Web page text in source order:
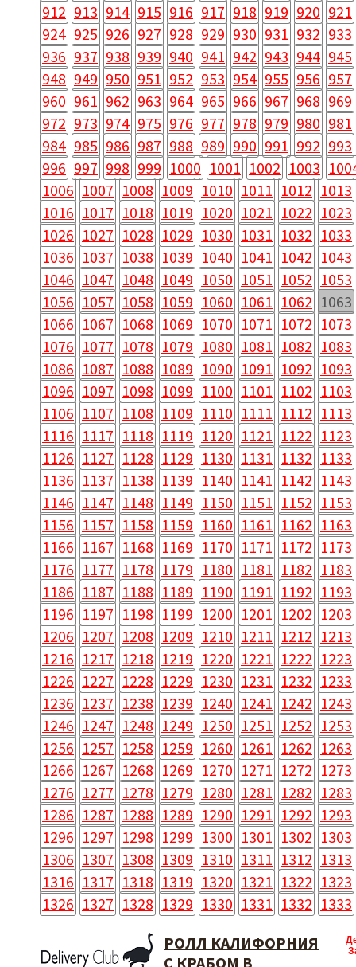
912 913 914 915 916 917 918 919 920 921
924 925 926 927 928 929 930 931 932 933
936 937 938 939 940 941 942 943 944 945
948 949 950 951 952 953 954 955 956 957
960 961 962 963 964 965 966 967 968 969
972 973 974 975 976 977 978 979 980 981
984 985 986 987 988 989 990 991 992 993
996 997 998 999 1000 1001 1002 1003
1006 1007 1008 1009 1010 1011 1012 1013
1016 1017 1018 1019 1020 1021 1022 1023
1026 1027 1028 1029 1030 1031 1032 1033
1036 1037 1038 1039 1040 1041 1042 1043
1046 1047 1048 1049 1050 1051 1052 1053
1056 1057 1058 1059 1060 1061 1062 1063
1066 1067 1068 1069 1070 1071 1072 1073
1076 1077 1078 1079 1080 1081 1082 1083
1086 1087 1088 1089 1090 1091 1092 1093
1096 1097 1098 1099 1100 1101 1102 1103
1106 1107 1108 1109 1110 1111 1112 1113
1116 1117 1118 1119 1120 1121 1122 1123
1126 1127 1128 1129 1130 1131 1132 1133
1136 1137 1138 1139 1140 1141 1142 1143
1146 1147 1148 1149 1150 1151 1152 1153
1156 1157 1158 1159 1160 1161 1162 1163
1166 1167 1168 1169 1170 1171 1172 1173
1176 1177 1178 1179 1180 1181 1182 1183
1186 1187 1188 1189 1190 1191 1192 1193
1196 1197 1198 1199 1200 1201 1202 1203
1206 1207 1208 1209 1210 1211 1212 1213
1216 1217 1218 1219 1220 1221 1222 1223
1226 1227 1228 1229 1230 1231 1232 1233
1236 1237 1238 1239 1240 1241 1242 1243
1246 1247 1248 1249 1250 1251 1252 1253
1256 1257 1258 1259 1260 1261 1262 1263
1266 1267 1268 1269 1270 1271 1272 1273
1276 1277 1278 1279 1280 1281 1282 1283
1286 1287 1288 1289 1290 1291 1292 1293
1296 1297 1298 1299 1300 1301 1302 1303
1306 1307 1308 1309 1310 1311 1312 1313
1316 1317 1318 1319 1320 1321 1322 1323
1326 1327 1328 1329 1330 1331 1332 1333
РОЛЛ КАЛИФОРНИЯ
С КРАБОМ В